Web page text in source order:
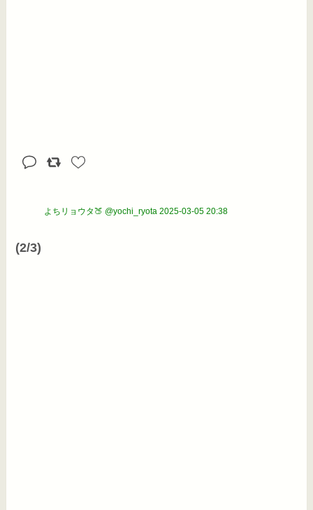
よちリョウタ🍑 @yochi_ryota 2025-03-05 20:38
(2/3)